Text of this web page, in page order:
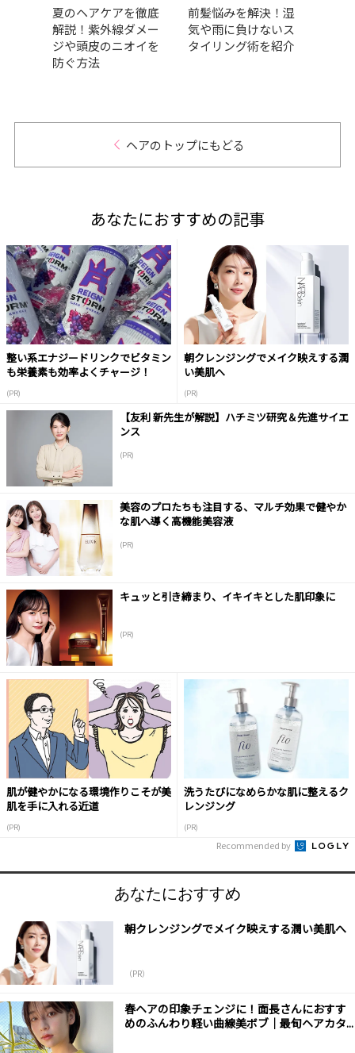
夏のヘアケアを徹底
解説！紫外線ダメー
ジや頭皮のニオイを
防ぐ方法
前髪悩みを解決！湿
気や雨に負けないス
タイリング術を紹介
ヘアのトップにもどる
あなたにおすすめの記事
整い系エナジードリンクでビタミン
も栄養素も効率よくチャージ！
(PR)
朝クレンジングでメイク映えする潤
い美肌へ
(PR)
【友利 新先生が解説】ハチミツ研究＆先進サイエ
ンス
(PR)
美容のプロたちも注目する、マルチ効果で健やか
な肌へ導く高機能美容液
(PR)
キュッと引き締まり、イキイキとした肌印象に
(PR)
肌が健やかになる環境作りこそが美
肌を手に入れる近道
(PR)
洗うたびになめらかな肌に整えるク
レンジング
(PR)
Recommended by
あなたにおすすめ
朝クレンジングでメイク映えする潤い美肌へ
（PR）
春ヘアの印象チェンジに！面長さんにおすす
めのふんわり軽い曲線美ボブ｜最旬ヘアカタ...